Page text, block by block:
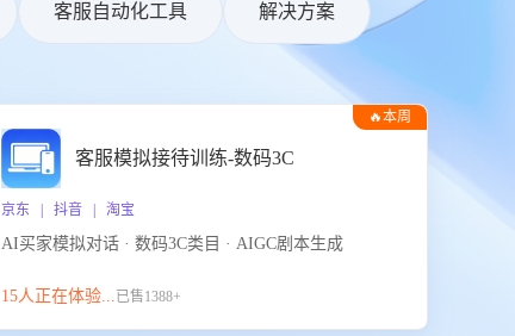
客服自动化工具 解决方案
🔥本周
客服模拟接待训练-数码3C
京东 | 抖音 | 淘宝
AI买家模拟对话 · 数码3C类目 · AIGC剧本生成
15人正在体验...已售1388+